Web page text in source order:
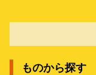
ものから探す